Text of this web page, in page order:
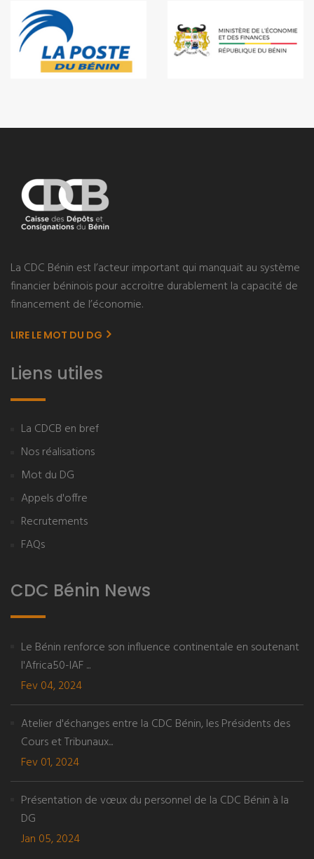
La CDC Bénin est l’acteur important qui manquait au système
financier béninois pour accroitre durablement la capacité de
financement de l’économie.
LIRE LE MOT DU DG
Liens utiles
La CDCB en bref
Nos réalisations
Mot du DG
Appels d'offre
Recrutements
FAQs
CDC Bénin News
Le Bénin renforce son influence continentale en soutenant
l'Africa50-IAF ...
Fev 04, 2024
Atelier d'échanges entre la CDC Bénin, les Présidents des
Cours et Tribunaux...
Fev 01, 2024
Présentation de vœux du personnel de la CDC Bénin à la
DG
Jan 05, 2024